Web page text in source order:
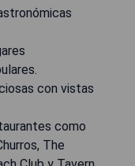
con vistas
como
The